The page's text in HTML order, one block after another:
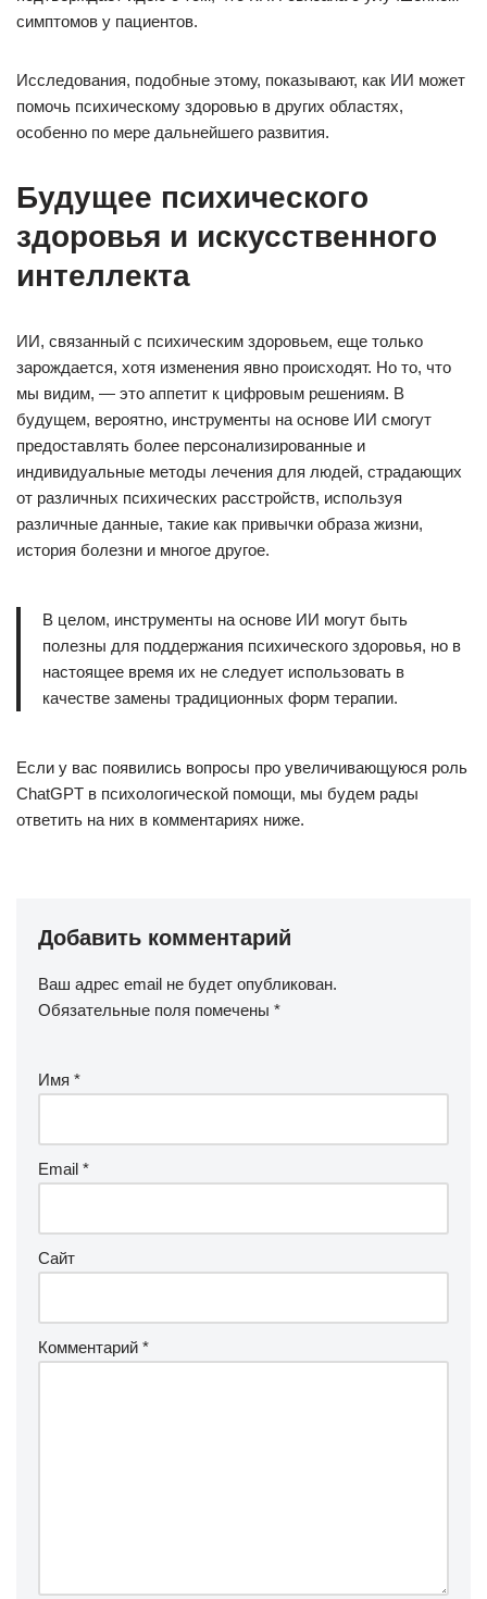
симптомов у пациентов.
Исследования, подобные этому, показывают, как ИИ может
помочь психическому здоровью в других областях,
особенно по мере дальнейшего развития.
Будущее психического
здоровья и искусственного
интеллекта
ИИ, связанный с психическим здоровьем, еще только
зарождается, хотя изменения явно происходят. Но то, что
мы видим, — это аппетит к цифровым решениям. В
будущем, вероятно, инструменты на основе ИИ смогут
предоставлять более персонализированные и
индивидуальные методы лечения для людей, страдающих
от различных психических расстройств, используя
различные данные, такие как привычки образа жизни,
история болезни и многое другое.
В целом, инструменты на основе ИИ могут быть
полезны для поддержания психического здоровья, но в
настоящее время их не следует использовать в
качестве замены традиционных форм терапии.
Если у вас появились вопросы про увеличивающуюся роль
ChatGPT в психологической помощи, мы будем рады
ответить на них в комментариях ниже.
Добавить комментарий
Ваш адрес email не будет опубликован.
Обязательные поля помечены *
Имя *
Email *
Сайт
Комментарий *